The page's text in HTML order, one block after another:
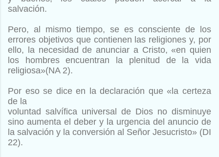
salvación.
Pero, al mismo tiempo, se es consciente de los
errores objetivos que contienen las religiones y, por
ello, la necesidad de anunciar a Cristo, «en quien
los hombres encuentran la plenitud de la vida
religiosa»(NA 2).
Por eso se dice en la declaración que «la certeza
de la
voluntad salvífica universal de Dios no disminuye
sino aumenta el deber y la urgencia del anuncio de
la salvación y la conversión al Señor Jesucristo» (DI
22).